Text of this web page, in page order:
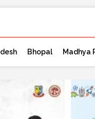
Bhopal Madhya